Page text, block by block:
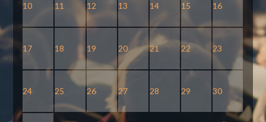
10 11 12 13 14 15 16
17 18 19 20 21 22 23
24 25 26 27 28 29 30